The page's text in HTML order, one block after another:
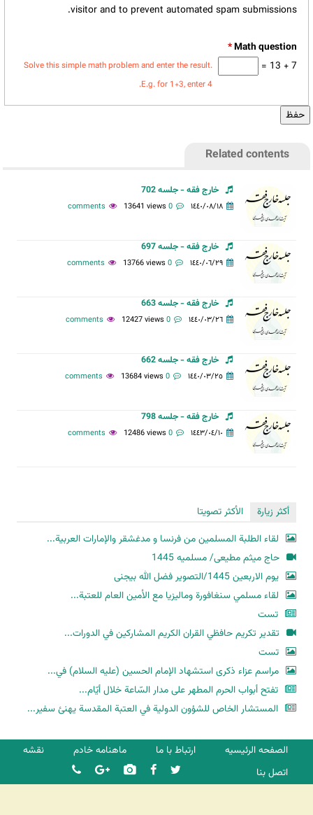
visitor and to prevent automated spam submissions.
*
7 + 13 =
Solve this simple math problem and enter the result.
E.g. for 1+3, enter 4.
Related contents
خارج فقه - جلسه 702
١٤٤٠/٠٨/١٨ 0 comments
13641 views
خارج فقه - جلسه 697
١٤٤٠/٠٦/٢٩ 0 comments
13766 views
خارج فقه - جلسه 663
١٤٤٠/٠٣/٢٦ 0 comments
12427 views
خارج فقه - جلسه 662
١٤٤٠/٠٣/٢٥ 0 comments
13684 views
خارج فقه - جلسه 798
١٤٤٣/٠٤/١٠ 0 comments
12486 views
أكثر زيارة
الأكثر تصويتا
لقاء الطلبة المسلمين من فرنسا و مدغشقر والإمارات العربية...
حاج میثم مطیعی/ مسلمیه 1445
یوم الاربعین 1445/التصویر فضل الله بیجنی
لقاء مسلمي سنغافورة وماليزيا مع الأمين العام للعتبة...
تست
تقدير تكريم حافظي القران الكريم المشاركين في الدورات...
تست
مراسم عزاء ذكرى استشهاد الإمام الحسين (عليه السلام) في...
تفتح أبواب الحرم المطهر على مدار السّاعة خلال أيّام...
المستشار الخاص للشؤون الدولية في العتبة المقدسة يهنئ سفير...
الصفحه الرئیسیه ارتباط با ما ماهنامه خادم
نقشه
اتصل بنا